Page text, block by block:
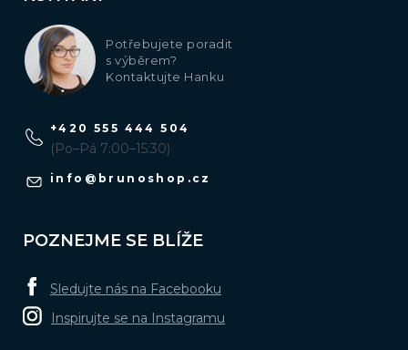
Potřebujete poradit
s výběrem?
Kontaktujte Hanku
info @ brunoshop.cz
+420 555 444 504
(Po–Pá 7:00–15:30)
POZNEJME SE BLÍŽE
Sledujte nás na Facebooku
Inspirujte se na Instagramu